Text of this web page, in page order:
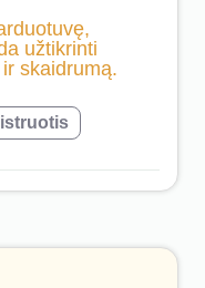
užtikrinti
skaidrumą.